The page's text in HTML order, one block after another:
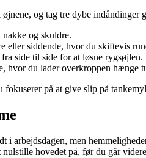
og tag tre dybe
og skuldre.
eller siddende, hvor du skiftevis
side til side for at løsne rygsøjlen.
hvor du lader overkroppen
på at give slip på
arbejdsdagen, men
hovedet på, før du går